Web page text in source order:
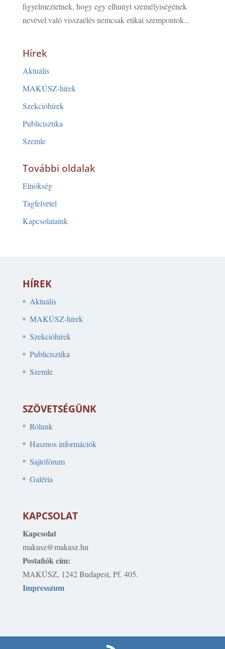
figyelmeztetnek, hogy egy elhunyt személyiségének
nevével való visszaélés nemcsak etikai szempontok...
Hírek
Aktuális
MAKÚSZ-hírek
Szekcióhírek
Publicisztika
Szemle
További oldalak
Elnökség
Tagfelvétel
Kapcsolataink
HÍREK
Aktuális
MAKÚSZ-hírek
Szekcióhírek
Publicisztika
Szemle
SZÖVETSÉGÜNK
Rólunk
Hasznos információk
Sajtófórum
Galéria
KAPCSOLAT
Kapcsolat
makusz@makusz.hu
Postafiók cím:
MAKÚSZ, 1242 Budapest, Pf. 405.
Impresszum